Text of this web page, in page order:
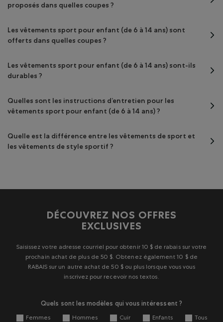
proposés dans quelles coupes ?
Les vêtements sport pour enfant (de 6 à 14 ans) sont
offerts dans quelles coupes ?
Les vêtements sport pour enfant (de 6 à 14 ans) sont-ils
durables ?
Quelles sont les instructions d’entretien pour les
vêtements sport pour enfant (de 6 à 14 ans) ?
Quelle est la différence entre les vêtements de sport et
les vêtements de style sportif ?
DÉCOUVREZ NOS OFFRES
EXCLUSIVES
Saisissez votre adresse courriel pour obtenir 10 $ de rabais sur votre
prochain achat de plus de 50 $. Obtenez également 10 $ de
RABAIS sur un autre achat de 50 $ ou plus lorsque vous vous
inscrivez pour recevoir nos textos.
Quels sont les modèles qui vous intéressent ?
Femmes Hommes Cuir Enfants Tous